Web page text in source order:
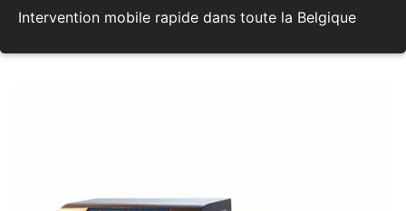
Intervention mobile rapide dans toute la Belgique